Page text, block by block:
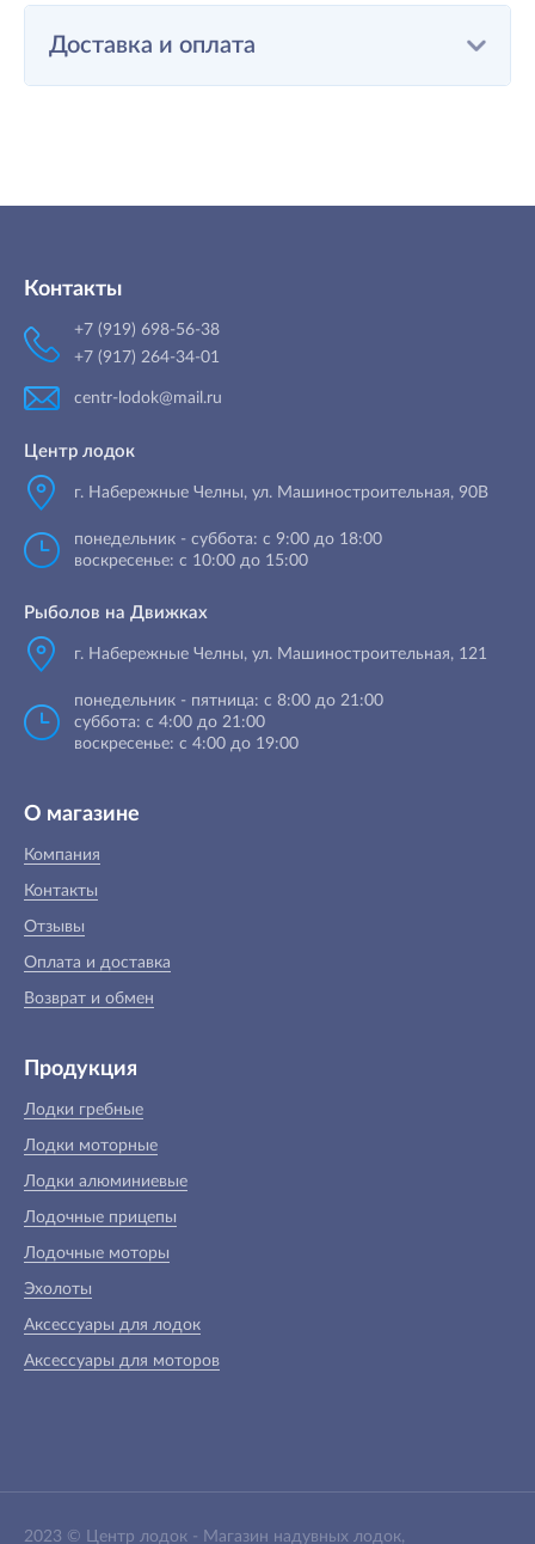
Доставка и оплата
Контакты
+7 (919) 698-56-38
+7 (917) 264-34-01
centr-lodok@mail.ru
Центр лодок
г. Набережные Челны, ул. Машиностроительная, 90B
понедельник - суббота: с 9:00 до 18:00
воскресенье: с 10:00 до 15:00
Рыболов на Движках
г. Набережные Челны, ул. Машиностроительная, 121
понедельник - пятница: с 8:00 до 21:00
суббота: с 4:00 до 21:00
воскресенье: с 4:00 до 19:00
О магазине
Компания
Контакты
Отзывы
Оплата и доставка
Возврат и обмен
Продукция
Лодки гребные
Лодки моторные
Лодки алюминиевые
Лодочные прицепы
Лодочные моторы
Эхолоты
Аксессуары для лодок
Аксессуары для моторов
2023 © Центр лодок - Магазин надувных лодок,